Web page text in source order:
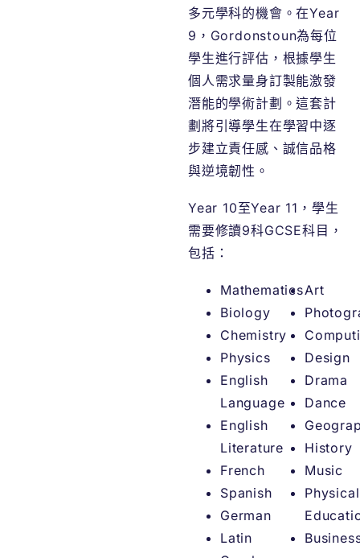
多元學科的機會。在Year
9，Gordonstoun為每位
學生進行評估，根據學生
個人需求量身訂製能激發
潛能的學術計劃。這套計
劃將引導學生在學習中逐
步建立責任感、誠信品格
與逆境韌性。
Year 10至Year 11，學生
需要修讀9科GCSE科目，
包括：
Mathematics
Biology
Chemistry
Physics
English
Language
English
Literature
French
Spanish
German
Latin
Art
Design
Drama
Dance
History
Music
Physical